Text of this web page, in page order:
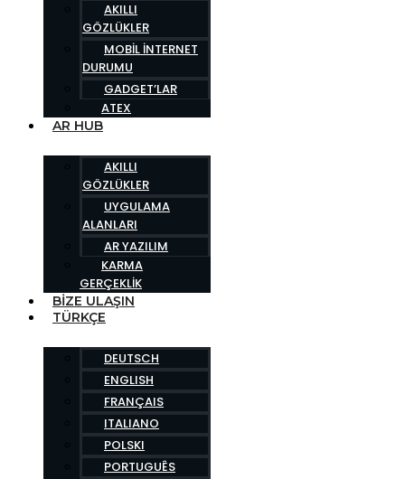
AKILLI
GÖZLÜKLER
MOBIL İNTERNET
DURUMU
GADGET’LAR
ATEX
AR HUB
AKILLI
GÖZLÜKLER
UYGULAMA
ALANLARI
AR YAZILIM
KARMA
GERÇEKLIK
BIZE ULAŞIN
TÜRKÇE
DEUTSCH
ENGLISH
FRANÇAIS
ITALIANO
POLSKI
PORTUGUÊS